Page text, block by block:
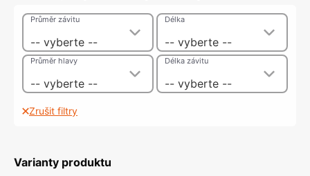
-- vyberte --
Průměr závitu
-- vyberte --
Délka
-- vyberte --
Průměr hlavy
-- vyberte --
Délka závitu
Zrušit filtry
Varianty produktu